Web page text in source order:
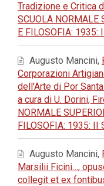
Tradizione e Critica
SCUOLA NORMALE
E FILOSOFIA: 1935:
Augusto Mancini,
Corporazioni
dell'Arte di Por
a cura di U. Dorini,
NORMALE
FILOSOFIA: 1935: II
Augusto Mancini,
Marsilii Ficini…,
collegit et ex